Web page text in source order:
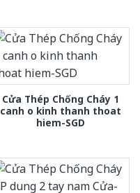
Cửa Thép Chống Cháy 1
canh o kinh thanh thoat
hiem-SGD